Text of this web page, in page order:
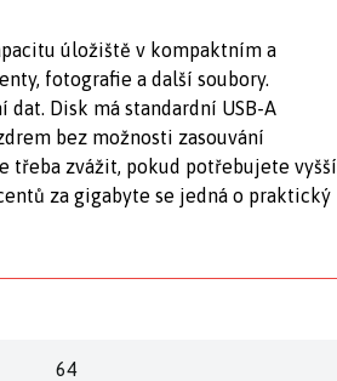
úložiště v kompaktním a
fotografie a další soubory.
Disk má standardní USB-A
bez možnosti zasouvání
třeba zvážit, pokud potřebujete vyšší
za gigabyte se jedná o praktický
64